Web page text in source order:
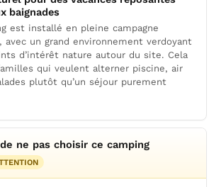
baignades
est installé en pleine campagne
avec un grand environnement verdoyant
d’intérêt nature autour du site. Cela
qui veulent alterner piscine, air
plutôt qu’un séjour purement
ne pas choisir ce camping